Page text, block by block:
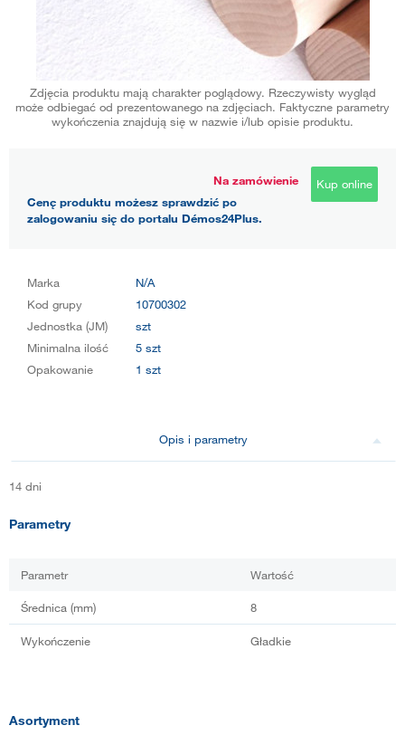
Zdjęcia produktu mają charakter poglądowy. Rzeczywisty wygląd
może odbiegać od prezentowanego na zdjęciach. Faktyczne parametry
wykończenia znajdują się w nazwie i/lub opisie produktu.
Na zamówienie
Cenę produktu możesz sprawdzić po
zalogowaniu się do portalu Démos24Plus.
Kup online
Marka
N/A
Kod grupy
10700302
Jednostka (JM)
szt
Minimalna ilość
5 szt
Opakowanie
1 szt
Opis i parametry
14 dni
Parametry
Parametr Wartość
Średnica (mm) 8
Wykończenie Gładkie
Asortyment